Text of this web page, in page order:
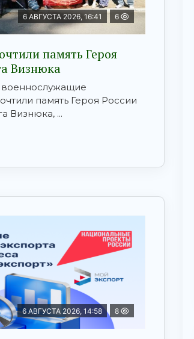
6 АВГУСТА 2026, 16:41 6
память Героя
Визнюка
память Героя России
Визнюка, ...
6 АВГУСТА 2026, 14:58 8